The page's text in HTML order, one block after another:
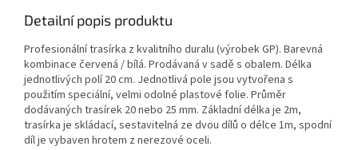
Detailní popis produktu
Profesionální trasírka z kvalitního duralu (výrobek GP). Barevná
kombinace červená / bílá. Prodávaná v sadě s obalem. Délka
jednotlivých polí 20 cm. Jednotlivá pole jsou vytvořena s
použitím speciální, velmi odolné plastové folie. Průměr
dodávaných trasírek 20 nebo 25 mm. Základní délka je 2m,
trasírka je skládací, sestavitelná ze dvou dílů o délce 1m, spodní
díl je vybaven hrotem z nerezové oceli.